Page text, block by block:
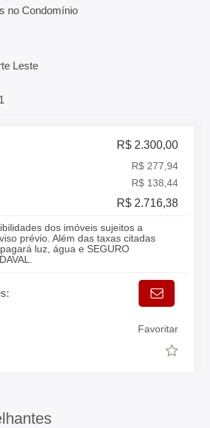
no Condomínio
Leste
R$ 2.300,00
R$ 277,94
R$ 138,44
R$ 2.716,38
dos imóveis sujeitos a
prévio. Além das taxas citadas
luz, água e SEGURO
Favoritar